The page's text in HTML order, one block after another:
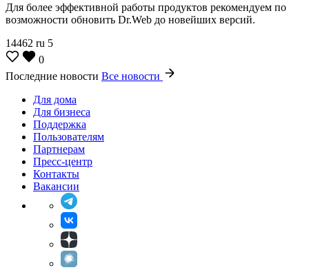
Для более эффективной работы продуктов рекомендуем по
возможности обновить Dr.Web до новейших версий.
14462 ru 5
0
Последние новости Все новости
Для дома
Для бизнеса
Поддержка
Пользователям
Партнерам
Пресс-центр
Контакты
Вакансии